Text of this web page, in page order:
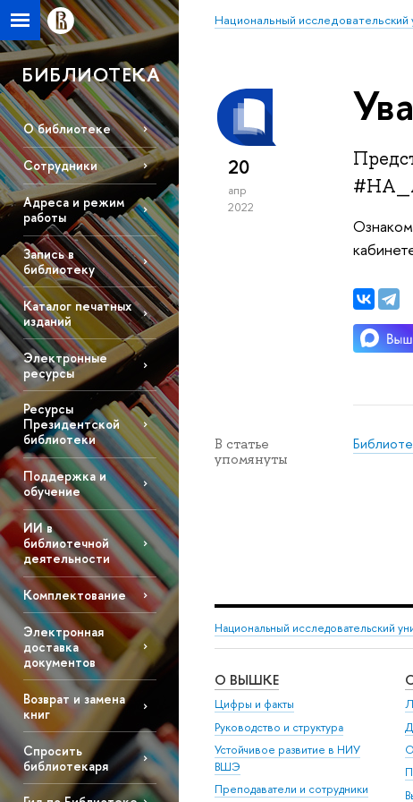
Национальный
БИБЛИОТЕКА
О библиотеке
Сотрудники
Адреса и режим
работы
Запись в
библиотеку
Каталог печатных
изданий
Электронные
ресурсы
Ресурсы
Президентской
библиотеки
Поддержка и
обучение
ИИ в
библиотечной
деятельности
Комплектование
Электронная
доставка
документов
Возврат и замена
книг
Спросить
библиотекаря
20
апр
2022
В статье
упомянуты
Национальный исследовательский
О ВЫШКЕ
Цифры и факты
Руководство и структура
Устойчивое развитие в НИУ
ВШЭ
Преподаватели и сотрудники